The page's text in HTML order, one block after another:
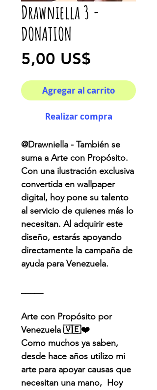
Drawniella 3 -
DONATION
5,00 US$
Agregar al carrito
Realizar compra
@Drawniella - También se
suma a Arte con Propósito.
Con una ilustración exclusiva
convertida en wallpaper
digital, hoy pone su talento
al servicio de quienes más lo
necesitan. Al adquirir este
diseño, estarás apoyando
directamente la campaña de
ayuda para Venezuela.
Arte con Propósito por
Venezuela 🇻🇪❤️
Como muchos ya saben,
desde hace años utilizo mi
arte para apoyar causas que
necesitan una mano, Hoy